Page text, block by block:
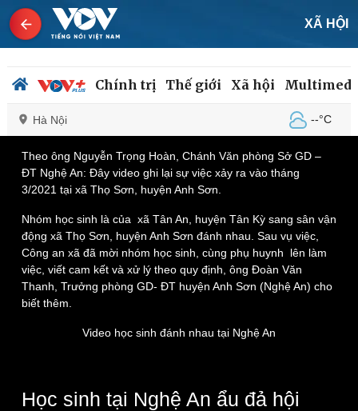
XÃ HỘI
Chính trị Thế giới Xã hội
Hà Nội --°C
Chính trị
Đảng
Tổ chức nhân sự
Quốc hội
Nhận diện sự thật
Xã hội
Tin 24h
Dự báo thời tiết
Giáo dục
Dấu ấn VOV
Việc làm
Theo ông Nguyễn Trọng Hoàn, Chánh Văn phòng Sở GD –
ĐT Nghệ An: Đây video ghi lại sự việc xảy ra vào tháng
3/2021 tại xã Thọ Sơn, huyện Anh Sơn.
Nhóm học sinh là của xã Tân An, huyện Tân Kỳ sang sân vận
động xã Thọ Sơn, huyện Anh Sơn đánh nhau. Sau vụ việc,
Công an xã đã mời nhóm học sinh, cùng phụ huynh lên làm
việc, viết cam kết và xử lý theo quy định, ông Đoàn Văn
Thanh, Trưởng phòng GD- ĐT huyện Anh Sơn (Nghệ An) cho
biết thêm.
Video học sinh đánh nhau tại Nghệ An
Học sinh tại Nghệ An ẩu đả hội